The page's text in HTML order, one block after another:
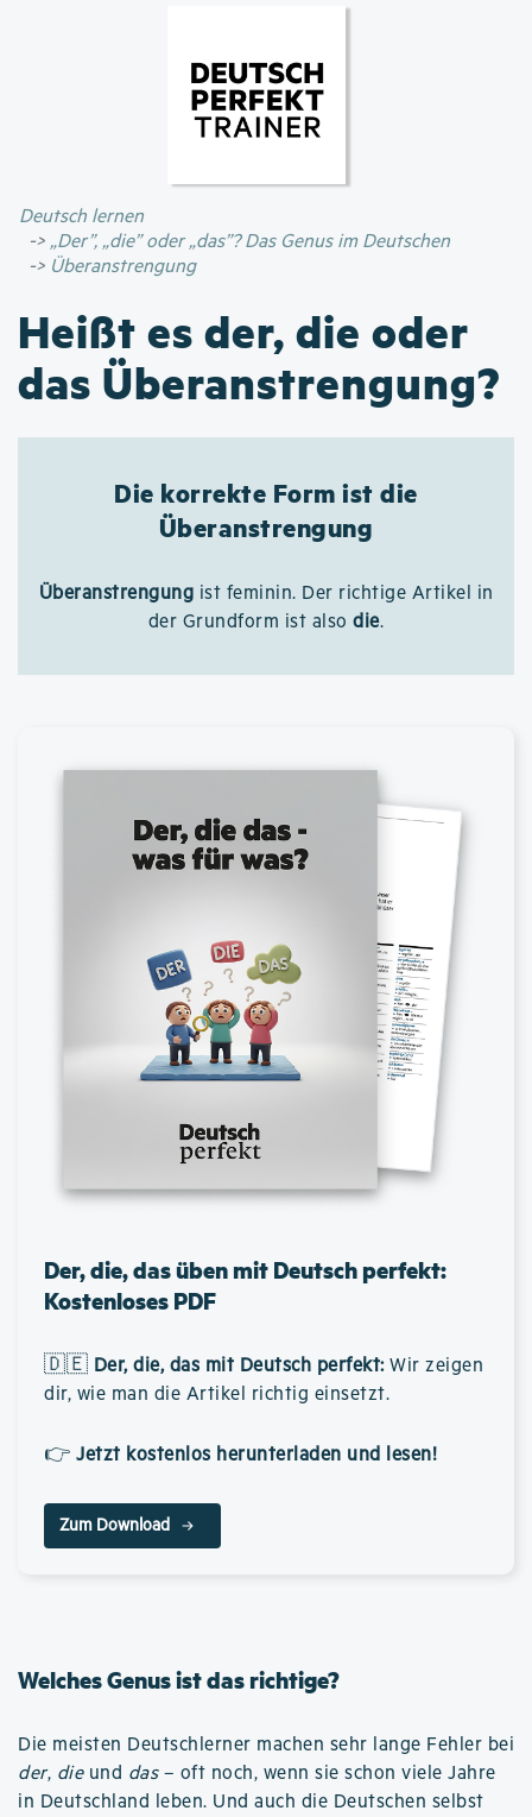
Inhalt
Deutsch lernen
„Der”, „die” oder „das”? Das Genus im Deutschen
Überanstrengung
Heißt es der, die oder
das Überanstrengung?
Die korrekte Form ist die
Überanstrengung
Überanstrengung ist feminin. Der richtige Artikel in
der Grundform ist alsodie.
Der, die, das üben mit Deutsch perfekt:
Kostenloses PDF
🇩🇪 Der, die, das mit Deutsch perfekt: Wir zeigen
dir, wie man die Artikel richtig einsetzt.
👉 Jetzt kostenlos herunterladen und lesen!
Zum Download
Welches Genus ist das richtige?
Die meisten Deutschlerner machen sehr lange Fehler bei
der, dieund das– oft noch, wenn sie schon viele Jahre
in Deutschland leben. Und auch die Deutschen selbst